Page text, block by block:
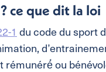
ce que dit la loi
1 du code du sport
rémunéré́ ou